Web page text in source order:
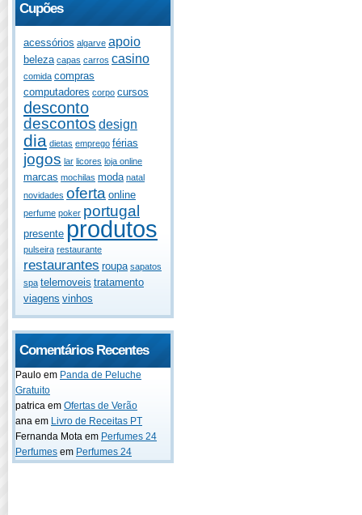
Cupões
acessórios algarve apoio
beleza capas carros casino
comida compras
computadores corpo cursos
desconto
descontos design
dia dietas emprego férias
jogos lar licores loja online
marcas mochilas moda natal
novidades oferta online
perfume poker portugal
presente produtos
pulseira restaurante
restaurantes roupa sapatos
spa telemoveis tratamento
viagens vinhos
Comentários Recentes
Paulo em Panda de Peluche
Gratuito
patrica em Ofertas de Verão
ana em Livro de Receitas PT
Fernanda Mota em Perfumes 24
Perfumes em Perfumes 24